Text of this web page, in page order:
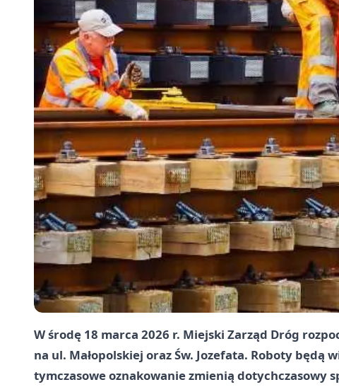
W środę 18 marca 2026 r. Miejski Zarząd Dróg
na ul. Małopolskiej orazŚw. Jozefata. Roboty będą
tymczasowe oznakowanie zmienią dotychczasowy